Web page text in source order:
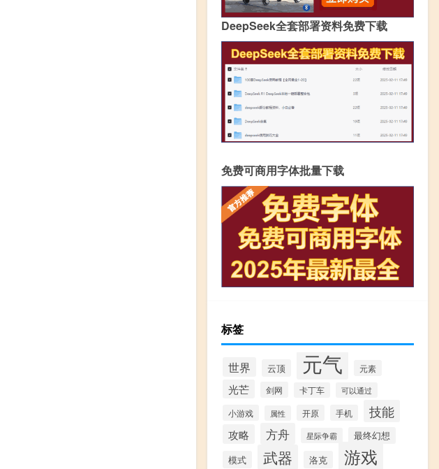
DeepSeek全套部署资料免费下载
免费可商用字体批量下载
标签
世界 云顶 元气 元素
光芒 剑网 卡丁车 可以通过
小游戏 属性 开原 手机 技能
攻略 方舟 星际争霸 最终幻想
模式 武器 洛克 游戏